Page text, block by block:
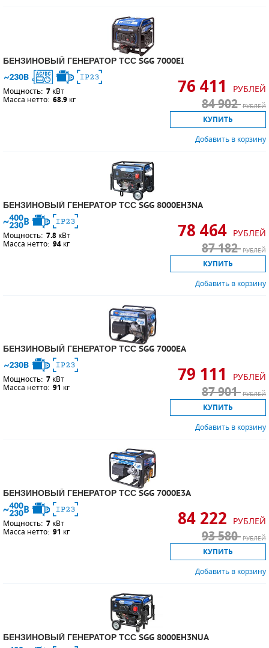
БЕНЗИНОВЫЙ ГЕНЕРАТОР ТСС SGG 7000EI
Мощность: 7 кВт
Масса нетто: 68.9 кг
76 411 РУБЛЕЙ
84 902 РУБЛЕЙ
КУПИТЬ
Добавить в корзину
БЕНЗИНОВЫЙ ГЕНЕРАТОР ТСС SGG 8000EH3NA
Мощность: 7.8 кВт
Масса нетто: 94 кг
78 464 РУБЛЕЙ
87 182 РУБЛЕЙ
КУПИТЬ
Добавить в корзину
БЕНЗИНОВЫЙ ГЕНЕРАТОР ТСС SGG 7000EA
Мощность: 7 кВт
Масса нетто: 91 кг
79 111 РУБЛЕЙ
87 901 РУБЛЕЙ
КУПИТЬ
Добавить в корзину
БЕНЗИНОВЫЙ ГЕНЕРАТОР ТСС SGG 7000E3A
Мощность: 7 кВт
Масса нетто: 91 кг
84 222 РУБЛЕЙ
93 580 РУБЛЕЙ
КУПИТЬ
Добавить в корзину
БЕНЗИНОВЫЙ ГЕНЕРАТОР ТСС SGG 8000EH3NUA